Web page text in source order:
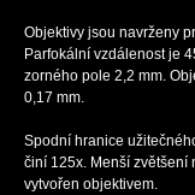
Objektivy jsou navrženy
Parfokální vzdálenost je
zorného pole 2,2 mm.
0,17 mm.
Spodní hranice
činí 125x. Menší zvětšení
vytvořen objektivem.